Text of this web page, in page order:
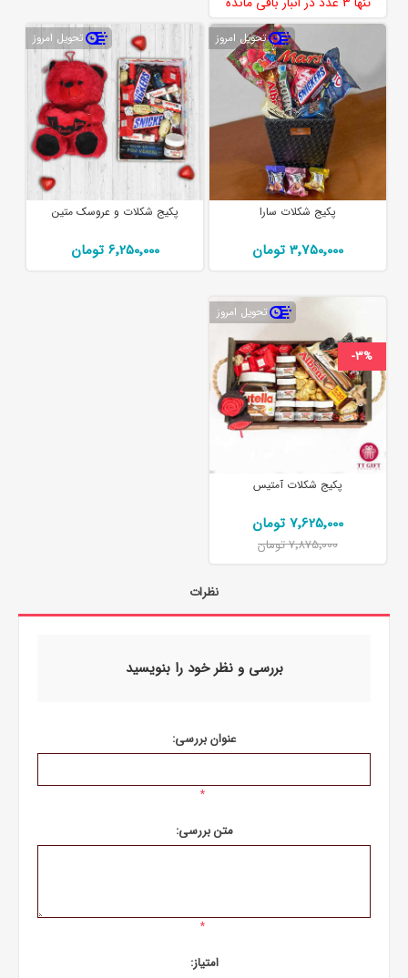
تحویل امروز
پکیج شکلات سارا
3٬750٬000 تومان
تحویل امروز
پکیج شکلات و عروسک متین
6٬250٬000 تومان
تحویل امروز
-3%
پکیج شکلات آمتیس
7٬625٬000 تومان
7٬875٬000 تومان
نظرات
بررسی و نظر خود را بنویسید
عنوان بررسی:
*
متن بررسی:
*
امتیاز: